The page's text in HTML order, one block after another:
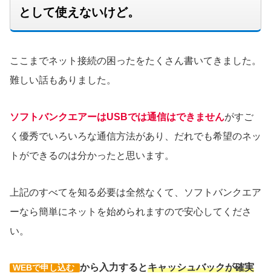
として使えないけど。
ここまでネット接続の困ったをたくさん書いてきました。
難しい話もありました。
ソフトバンクエアーはUSBでは通信はできませんがすご
く優秀でいろいろな通信方法があり、だれでも希望のネッ
トができるのは分かったと思います。
上記のすべてを知る必要は全然なくて、ソフトバンクエア
ーなら簡単にネットを始められますので安心してくださ
い。
WEBで申し込む から入力するとキャッシュバックが確実